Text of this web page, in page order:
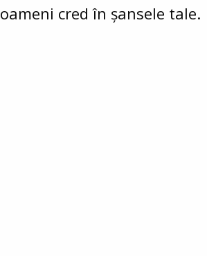
oameni cred în șansele tale.